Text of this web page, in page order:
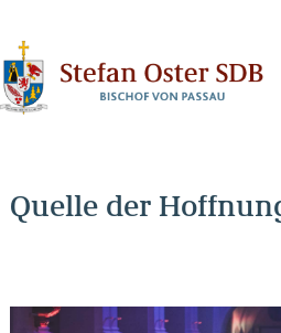
Quelle der